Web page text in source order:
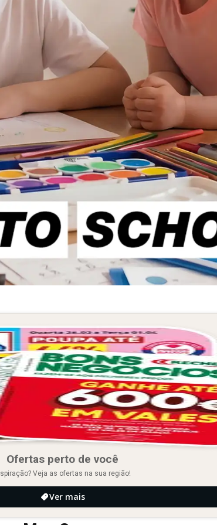
Ofertas perto de você
Veja as ofertas na sua região!
Ver mais